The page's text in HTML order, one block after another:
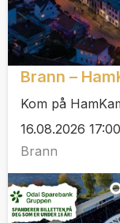
Brann –
Kom på
16.08.2026
Brann